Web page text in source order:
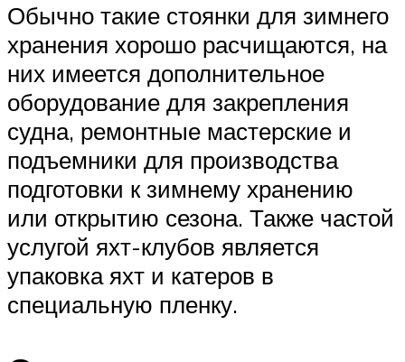
Обычно такие стоянки для зимнего
хранения хорошо расчищаются, на
них имеется дополнительное
оборудование для закрепления
судна, ремонтные мастерские и
подъемники для производства
подготовки к зимнему хранению
или открытию сезона. Также частой
услугой яхт-клубов является
упаковка яхт и катеров в
специальную пленку.